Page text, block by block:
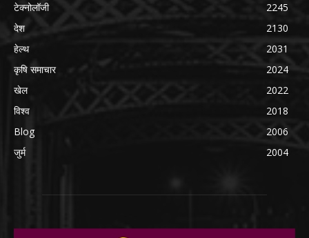
टेक्नोलॉजी
2245
देश
2130
हेल्थ
2031
कृषि समाचार
2024
खेल
2022
विश्व
2018
Blog
2006
जुर्म
2004